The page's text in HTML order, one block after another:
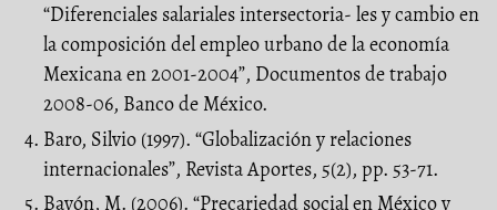
“Diferenciales salariales intersectoria- les y cambio en
la composición del empleo urbano de la economía
Mexicana en 2001-2004”, Documentos de trabajo
2008-06, Banco de México.
Baro, Silvio (1997). “Globalización y relaciones
internacionales”, Revista Aportes, 5(2), pp. 53-71.
Bayón, M. (2006). “Precariedad social en México y